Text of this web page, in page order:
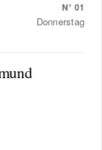
N° 01
Donnerstag